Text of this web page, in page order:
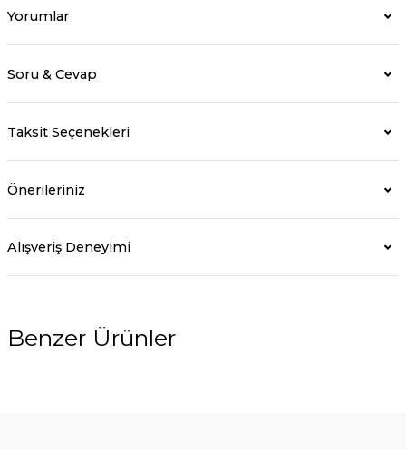
Yorumlar
Soru & Cevap
Taksit Seçenekleri
Önerileriniz
Alışveriş Deneyimi
Benzer Ürünler